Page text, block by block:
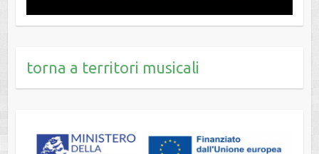
torna a territori musicali